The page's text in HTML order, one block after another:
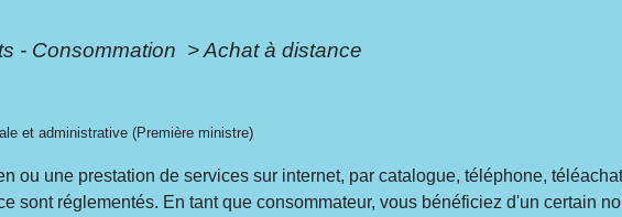
- Consommation >Achat à distance
et administrative (Première ministre)
ou une prestation de services sur internet, par catalogue, téléphone,
sont réglementés. En tant que consommateur, vous bénéficiez d'un certain